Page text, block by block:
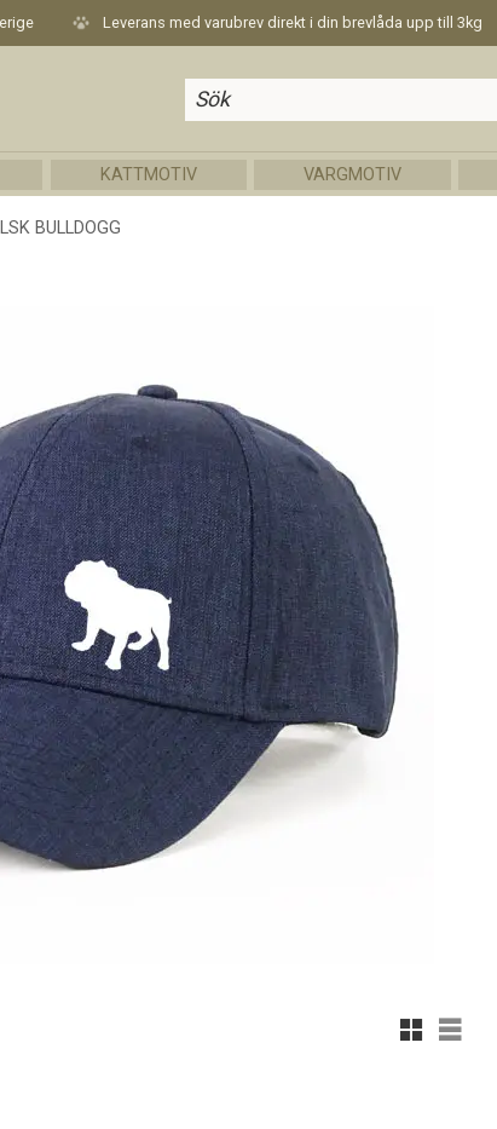
Leverans med varubrev direkt i din brevlåda upp till 3kg
KATTMOTIV VARGMOTIV
BULLDOGG
Rutnätsvy
Listvy